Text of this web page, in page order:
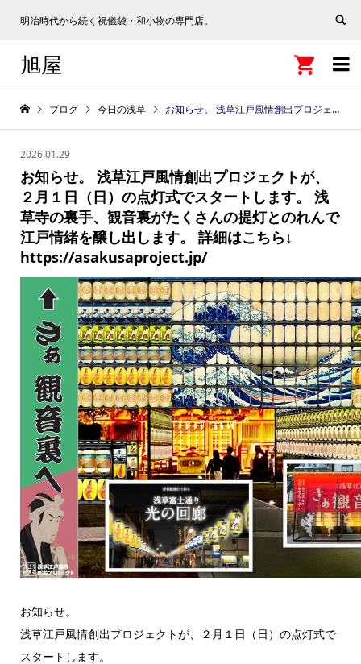
明治時代から続く祝儀袋・和小物の専門店。

旭屋 
ブログ 今日の浅草 お知らせ。 浅草江戸風情創出プロジェクトが、２月１日（日）の点灯式でスタートします。 浅草寺の裏手、観音裏がたくさんの提灯とのれんで江戸情緒を醸し出します。 詳細はこちら↓ https://asakusaproject.jp/
2026.01.29
お知らせ。 浅草江戸風情創出プロジェクトが、
２月１日（日）の点灯式でスタートします。 浅
草寺の裏手、観音裏がたくさんの提灯とのれんで
江戸情緒を醸し出します。 詳細はこちら↓
https://asakusaproject.jp/
お知らせ。
浅草江戸風情創出プロジェクトが、２月１日（日）の点灯式で
スタートします。